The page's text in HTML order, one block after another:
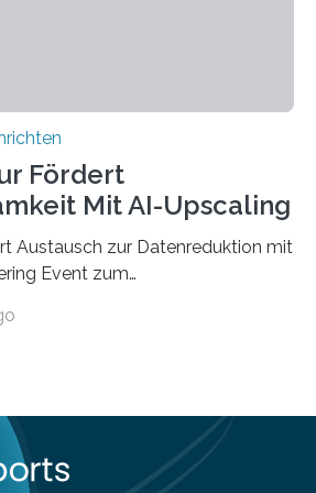
Fördert
Mit AI-Upscaling
Austausch zur Datenreduktion mit
Event zum
Agentur für
zur gezielten
in schwierigen
Das Event dient der